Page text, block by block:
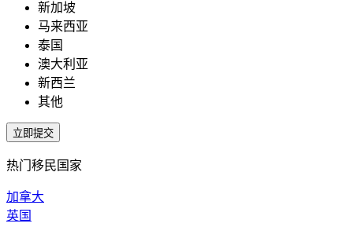
新加坡
马来西亚
泰国
澳大利亚
新西兰
其他
热门移民国家
加拿大
英国